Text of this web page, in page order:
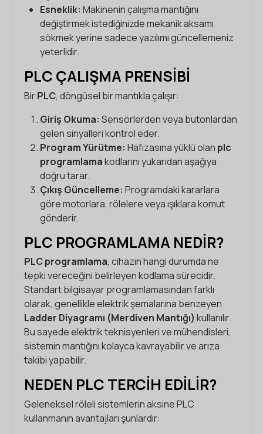
Esneklik: Makinenin çalışma mantığını
değiştirmek istediğinizde mekanik aksamı
sökmek yerine sadece yazılımı güncellemeniz
yeterlidir.
PLC ÇALIŞMA PRENSIBI
BirPLC, döngüsel bir mantıkla çalışır:
Giriş Okuma: Sensörlerden veya butonlardan
gelen sinyalleri kontrol eder.
Program Yürütme: Hafızasına yüklü olan plc
programlamakodlarını yukarıdan aşağıya
doğru tarar.
Çıkış Güncelleme: Programdaki kararlara
göre motorlara, rölelere veya ışıklara komut
gönderir.
PLC PROGRAMLAMA NEDIR?
PLC programlama, cihazın hangi durumda ne
tepki vereceğini belirleyen kodlama sürecidir.
Standart bilgisayar programlamasından farklı
olarak, genellikle elektrik şemalarına benzeyen
Ladder Diyagramı (Merdiven Mantığı) kullanılır.
Bu sayede elektrik teknisyenleri ve mühendisleri,
sistemin mantığını kolayca kavrayabilir ve arıza
takibi yapabilir.
NEDEN PLC TERCIH EDILIR?
Geleneksel röleli sistemlerin aksine PLC
kullanmanın avantajları şunlardır: